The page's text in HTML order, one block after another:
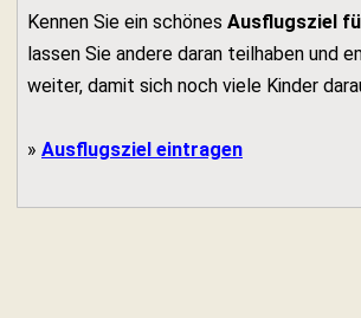
Kennen Sie ein schönes Ausflugsziel
lassen Sie andere daran teilhaben und
weiter, damit sich noch viele Kinder
» Ausflugsziel eintragen